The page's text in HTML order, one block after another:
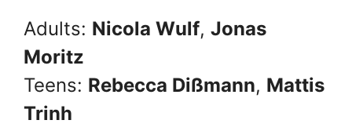
Adults: Nicola Wulf, Jonas
Moritz
Teens: Rebecca Dißmann, Mattis
Trinh